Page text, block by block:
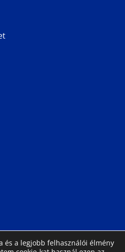
és a legjobb felhasználói élmény